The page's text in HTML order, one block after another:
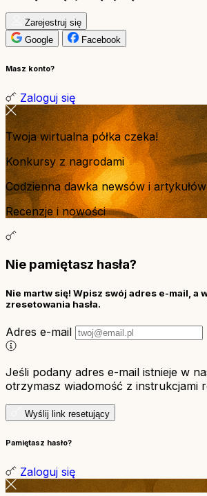
Zarejestruj się
Google
Facebook
Masz konto?
Zaloguj się
Twoja wirtualna półka czeka!
Konkursy z nagrodami
Codzienna dawka newsów i artykułów
Recenzje i nowości
Nie pamiętasz hasła?
Nie martw się! Wpisz swój adres e-mail, a
zresetowania hasła.
Adres e-mail
Jeśli podany adres e-mail istnieje w
otrzymasz wiadomość z instrukcjami
Wyślij link resetujący
Pamiętasz hasło?
Zaloguj się